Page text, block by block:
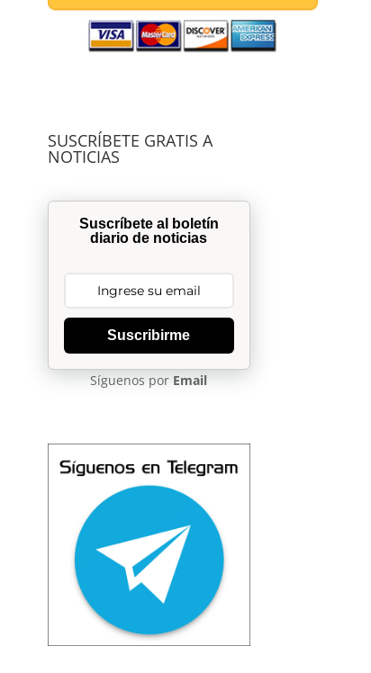
SUSCRÍBETE GRATIS A
NOTICIAS
Suscríbete al boletín
diario de noticias
Suscribirme
Síguenos por Email